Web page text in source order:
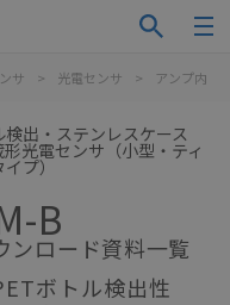
サ > 光電センサ > アンプ内蔵
検出・ステンレスケース
光電センサ（小型・ティ
プ）
B
ンロード資料一覧
ボトル検出性